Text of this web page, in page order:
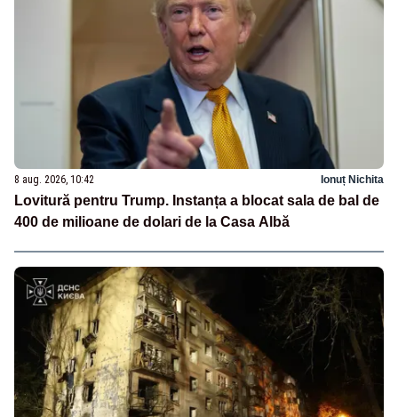
8 aug. 2026, 10:42 Ionuț Nichita
Lovitură pentru Trump. Instanța a blocat sala de bal de
400 de milioane de dolari de la Casa Albă